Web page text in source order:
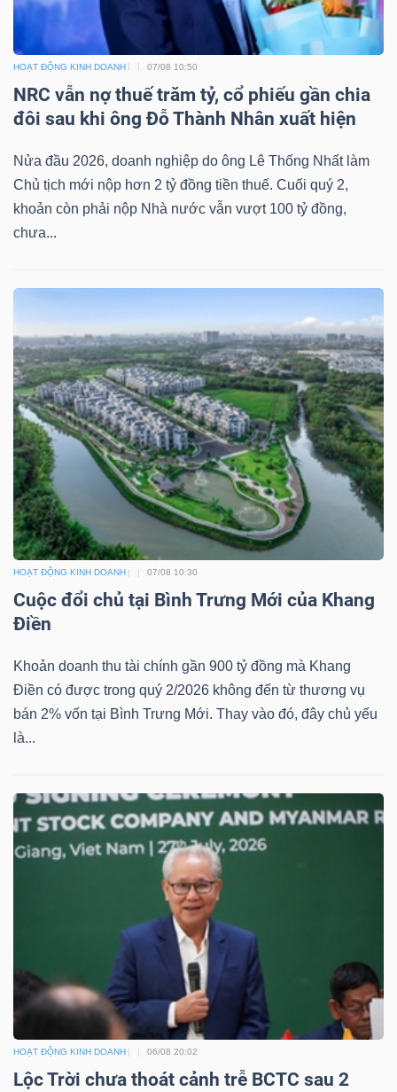
HOẠT ĐỘNG KINH DOANH 07/08 10:50
NRC vẫn nợ thuế trăm tỷ, cổ phiếu gần chia
đôi sau khi ông Đỗ Thành Nhân xuất hiện
Nửa đầu 2026, doanh nghiệp do ông Lê Thống Nhất làm
Chủ tịch mới nộp hơn 2 tỷ đồng tiền thuế. Cuối quý 2,
khoản còn phải nộp Nhà nước vẫn vượt 100 tỷ đồng,
chưa...
HOẠT ĐỘNG KINH DOANH 07/08 10:30
Cuộc đổi chủ tại Bình Trưng Mới của Khang
Điền
Khoản doanh thu tài chính gần 900 tỷ đồng mà Khang
Điền có được trong quý 2/2026 không đến từ thương vụ
bán 2% vốn tại Bình Trưng Mới. Thay vào đó, đây chủ yếu
là...
HOẠT ĐỘNG KINH DOANH 06/08 20:02
Lộc Trời chưa thoát cảnh trễ BCTC sau 2
TIN
DỊCH
TRUYỀN
THÔNG
BẤT
ĐỘNG
SẢN
Mã
chứng
khoán
(-)
Lãnh
đạo
(-)
Tin
tức
viết
của
tác
giả